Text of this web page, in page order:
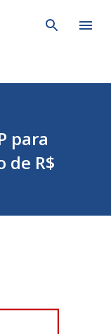
para
de R$